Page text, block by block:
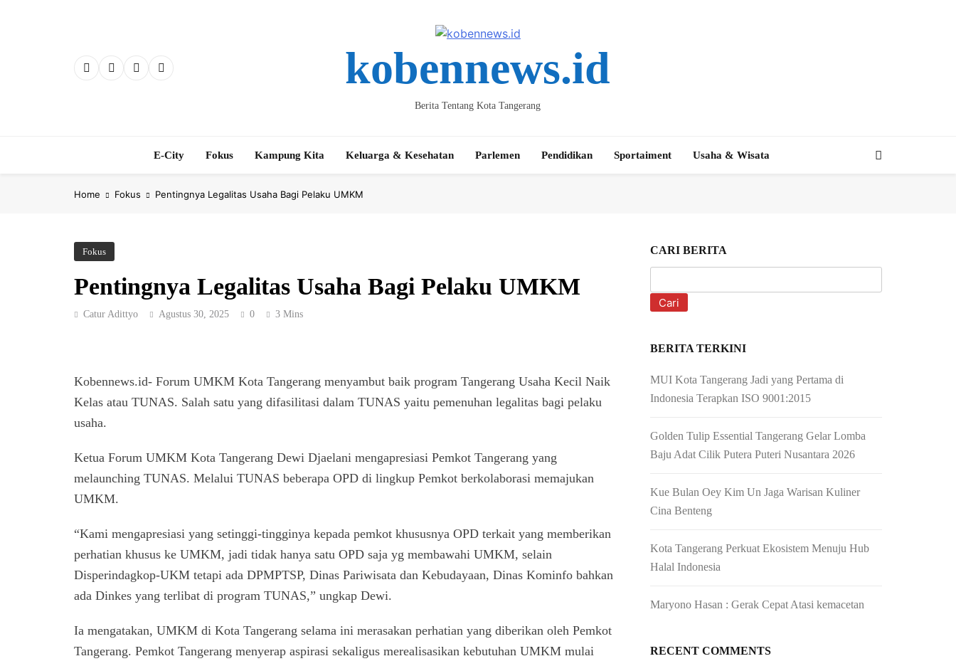
kobennews.id
Berita Tentang Kota Tangerang
E-City Fokus Kampung Kita Keluarga & Kesehatan Parlemen Pendidikan Sportaiment Usaha & Wisata
Home Fokus Pentingnya Legalitas Usaha Bagi Pelaku UMKM
Fokus
Pentingnya Legalitas Usaha Bagi Pelaku UMKM
Catur Adittyo Agustus 30, 2025 0 3 Mins
Kobennews.id- Forum UMKM Kota Tangerang menyambut baik program Tangerang Usaha Kecil Naik
Kelas atau TUNAS. Salah satu yang difasilitasi dalam TUNAS yaitu pemenuhan legalitas bagi pelaku
usaha.
Ketua Forum UMKM Kota Tangerang Dewi Djaelani mengapresiasi Pemkot Tangerang yang
melaunching TUNAS. Melalui TUNAS beberapa OPD di lingkup Pemkot berkolaborasi memajukan
UMKM.
“Kami mengapresiasi yang setinggi-tingginya kepada pemkot khususnya OPD terkait yang memberikan
perhatian khusus ke UMKM, jadi tidak hanya satu OPD saja yg membawahi UMKM, selain
Disperindagkop-UKM tetapi ada DPMPTSP, Dinas Pariwisata dan Kebudayaan, Dinas Kominfo bahkan
ada Dinkes yang terlibat di program TUNAS,” ungkap Dewi.
Ia mengatakan, UMKM di Kota Tangerang selama ini merasakan perhatian yang diberikan oleh Pemkot
Tangerang. Pemkot Tangerang menyerap aspirasi sekaligus merealisasikan kebutuhan UMKM mulai
CARI BERITA
Cari
BERITA TERKINI
MUI Kota Tangerang Jadi yang Pertama di
Indonesia Terapkan ISO 9001:2015
Golden Tulip Essential Tangerang Gelar Lomba
Baju Adat Cilik Putera Puteri Nusantara 2026
Kue Bulan Oey Kim Un Jaga Warisan Kuliner
Cina Benteng
Kota Tangerang Perkuat Ekosistem Menuju Hub
Halal Indonesia
Maryono Hasan : Gerak Cepat Atasi kemacetan
RECENT COMMENTS